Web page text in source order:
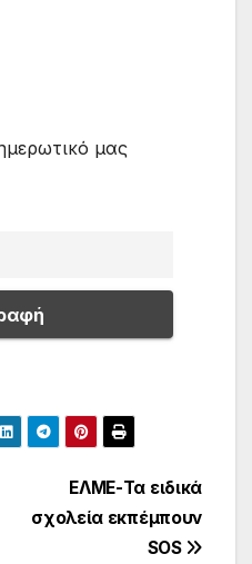
μας
ΕΛΜΕ-Τα ειδικά
σχολεία εκπέμπουν
SOS